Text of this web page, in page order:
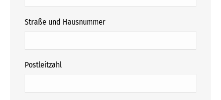
Straße und Hausnummer
Postleitzahl